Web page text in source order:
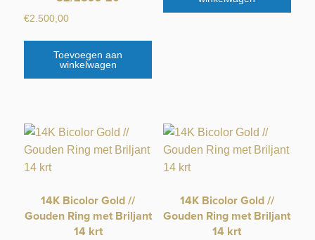
€2.500,00
Toevoegen aan
winkelwagen
14K Bicolor Gold //
Gouden Ring met Briljant
14 krt
14K Bicolor Gold //
Gouden Ring met Briljant
14 krt